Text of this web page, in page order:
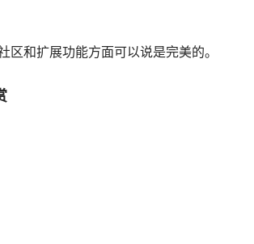
区和扩展功能方面可以说是完美的。